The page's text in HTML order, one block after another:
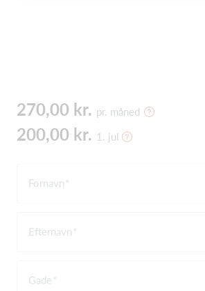
270,00 kr. pr. måned
200,00 kr. 1. jul
Fornavn
Efternavn
Gade